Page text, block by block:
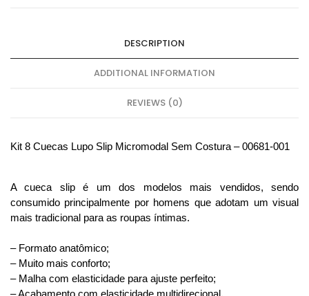
DESCRIPTION
ADDITIONAL INFORMATION
REVIEWS (0)
Kit 8 Cuecas Lupo Slip Micromodal Sem Costura – 00681-001
A cueca slip é um dos modelos mais vendidos, sendo
consumido principalmente por homens que adotam um visual
mais tradicional para as roupas íntimas.
– Formato anatômico;
– Muito mais conforto;
– Malha com elasticidade para ajuste perfeito;
– Acabamento com elasticidade multidirecional.